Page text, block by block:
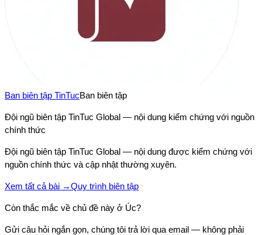
Ban biên tập TinTucBan biên tập
Đội ngũ biên tập TinTuc Global — nội dung kiểm chứng với nguồn
chính thức
Đội ngũ biên tập TinTuc Global — nội dung được kiểm chứng với
nguồn chính thức và cập nhật thường xuyên.
Xem tất cả bài →Quy trình biên tập
Còn thắc mắc về chủ đề này ở Úc?
Gửi câu hỏi ngắn gọn, chúng tôi trả lời qua email — không phải